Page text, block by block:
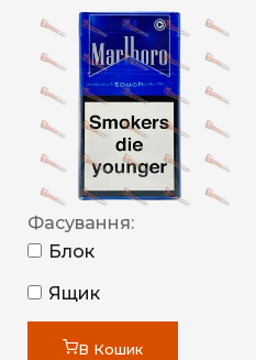
Фасування:
Блок
Ящик
В Кошик